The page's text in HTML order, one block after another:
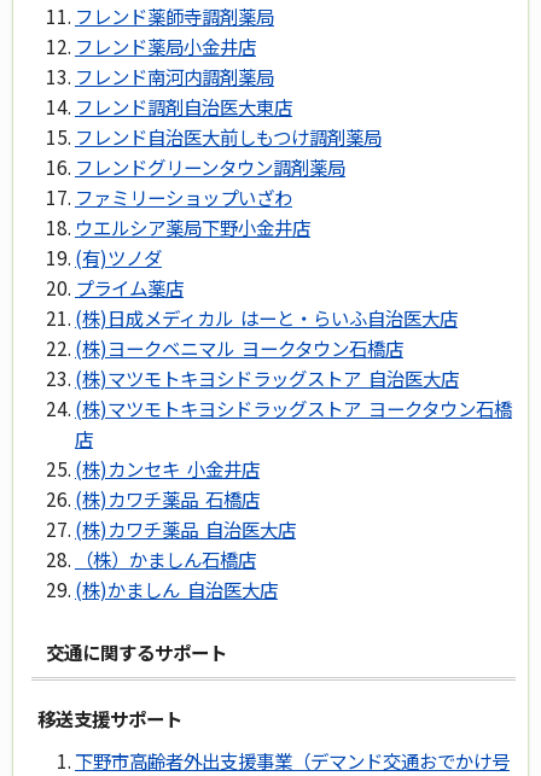
フレンド薬師寺調剤薬局
フレンド薬局小金井店
フレンド南河内調剤薬局
フレンド調剤自治医大東店
フレンド自治医大前しもつけ調剤薬局
フレンドグリーンタウン調剤薬局
ファミリーショップいざわ
ウエルシア薬局下野小金井店
(有)ツノダ
プライム薬店
(株)日成メディカル はーと・らいふ自治医大店
(株)ヨークベニマル ヨークタウン石橋店
(株)マツモトキヨシドラッグストア 自治医大店
(株)マツモトキヨシドラッグストア ヨークタウン石橋
店
(株)カンセキ 小金井店
(株)カワチ薬品 石橋店
(株)カワチ薬品 自治医大店
（株）かましん石橋店
(株)かましん 自治医大店
交通に関するサポート
移送支援サポート
下野市高齢者外出支援事業（デマンド交通おでかけ号